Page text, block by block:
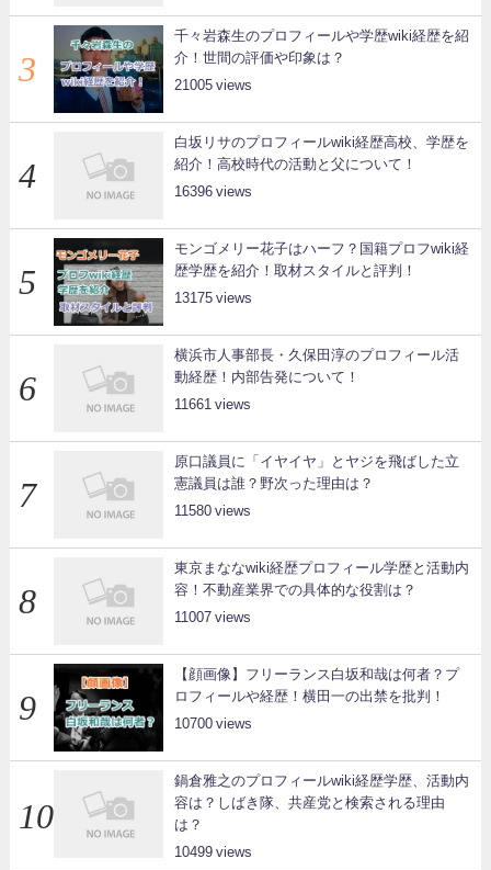
千々岩森生のプロフィールや学歴wiki経歴を紹
介！世間の評価や印象は？
21005
白坂リサのプロフィールwiki経歴高校、学歴を
紹介！高校時代の活動と父について！
16396
モンゴメリー花子はハーフ？国籍プロフwiki経
歴学歴を紹介！取材スタイルと評判！
13175
横浜市人事部長・久保田淳のプロフィール活
動経歴！内部告発について！
11661
原口議員に「イヤイヤ」とヤジを飛ばした立
憲議員は誰？野次った理由は？
11580
東京まななwiki経歴プロフィール学歴と活動内
容！不動産業界での具体的な役割は？
11007
【顔画像】フリーランス白坂和哉は何者？プ
ロフィールや経歴！横田一の出禁を批判！
10700
鍋倉雅之のプロフィールwiki経歴学歴、活動内
容は？しばき隊、共産党と検索される理由
は？
10499